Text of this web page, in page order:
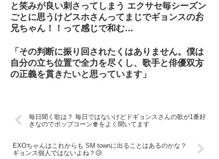
と笑みが良い刺さってしまう エクサセ毎シーズン
ごとに思うけどスホさんってまじでギョンスのお
兄ちゃん！！って感じで和む…
「その判断に振り回されたくはありません。僕は
自分の立ち位置で全力を尽くし、歌手と俳優双方
の正義を貫きたいと思っています」
毎日聞く歌は？ 毎日ではないけどドギョンスさんの歌が1番好
きなのでポップコーン🍿をよく聞いてます
EXOちゃんはこれからも SM townに出ることはあるのかな？
ギョンス個人ではないよね？😥